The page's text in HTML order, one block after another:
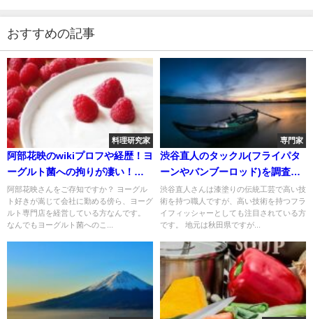
おすすめの記事
料理研究家
阿部花映のwikiプロフや経歴！ヨ
ーグルト菌への拘りが凄い！お
店の場所はどこ？
阿部花映さんをご存知ですか？ ヨーグル
ト好きが嵩じて会社に勤める傍ら、ヨーグ
ルト専門店を経営している方なんです。
なんでもヨーグルト菌へのこ...
専門家
渋谷直人のタックル(フライパタ
ーンやバンブーロッド)を調査！
鬼怒川で釣ってる？
渋谷直人さんは漆塗りの伝統工芸で高い技
術を持つ職人ですが、高い技術を持つフラ
イフィッシャーとしても注目されている方
です。 地元は秋田県ですが...